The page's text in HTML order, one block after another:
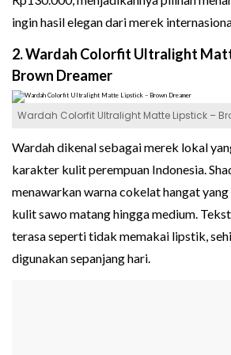
ingin hasil elegan dari merek
2. Wardah Colorfit Ultralight
Brown Dreamer
Wardah Colorfit Ultralight Matte Lipstick –
Wardah dikenal sebagai merek lokal
karakter kulit perempuan Indonesia.
menawarkan warna cokelat hangat
kulit sawo matang hingga medium.
terasa seperti tidak memakai lipstik,
digunakan sepanjang hari.